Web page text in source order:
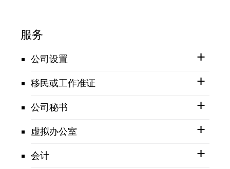
服务
公司设置
移民或工作准证
公司秘书
虚拟办公室
会计